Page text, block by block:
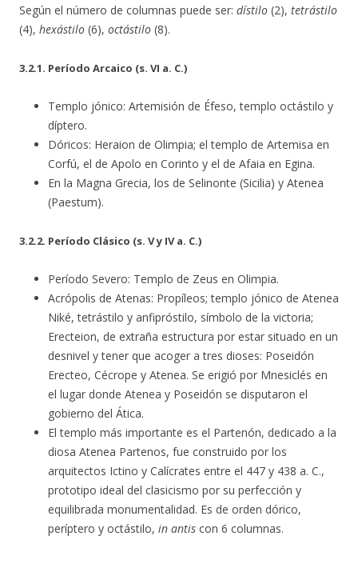
Según el número de columnas puede ser: dístilo (2), tetrástilo
(4), hexástilo (6), octástilo (8).
3.2.1. Período Arcaico (s. VI a. C.)
Templo jónico: Artemisión de Éfeso, templo octástilo y
díptero.
Dóricos: Heraion de Olimpia; el templo de Artemisa en
Corfú, el de Apolo en Corinto y el de Afaia en Egina.
En la Magna Grecia, los de Selinonte (Sicilia) y Atenea
(Paestum).
3.2.2. Período Clásico (s. V y IV a. C.)
Período Severo: Templo de Zeus en Olimpia.
Acrópolis de Atenas: Propíleos; templo jónico de Atenea
Niké, tetrástilo y anfipróstilo, símbolo de la victoria;
Erecteion, de extraña estructura por estar situado en un
desnivel y tener que acoger a tres dioses: Poseidón
Erecteo, Cécrope y Atenea. Se erigió por Mnesiclés en
el lugar donde Atenea y Poseidón se disputaron el
gobierno del Ática.
El templo más importante es el Partenón, dedicado a la
diosa Atenea Partenos, fue construido por los
arquitectos Ictino y Calícrates entre el 447 y 438 a. C.,
prototipo ideal del clasicismo por su perfección y
equilibrada monumentalidad. Es de orden dórico,
períptero y octástilo, in antis con 6 columnas.